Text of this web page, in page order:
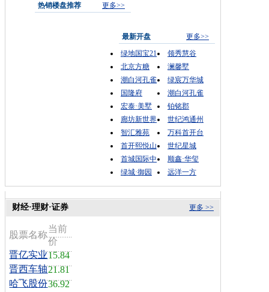
热销楼盘推荐 更多>>
最新开盘
更多>>
绿地国宝21
领秀慧谷
北京方糖
澜馨墅
潮白河孔雀
绿宸万华城
国隆府
潮白河孔雀
宏泰·美墅
铂铭郡
廊坊新世界
世纪鸿通州
智汇雅苑
万科首开台
首开熙悦山
世纪星城
首城国际中
顺鑫·华玺
绿城·御园
远洋一方
更多 >>
财经·理财·证券
股票名称
当前
价
晋亿实业15.84
晋西车轴21.81
哈飞股份36.92